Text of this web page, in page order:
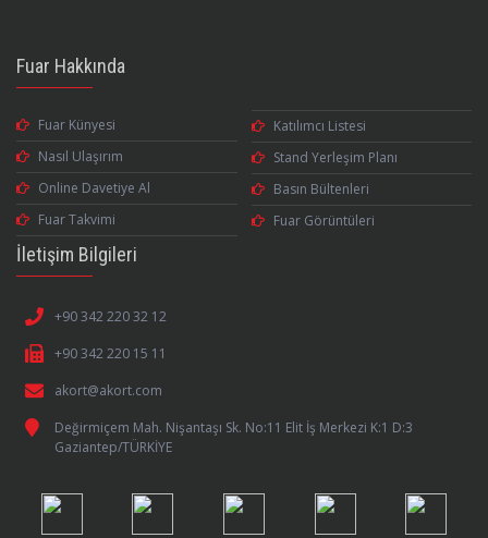
Fuar Hakkında
Fuar Künyesi
Nasıl Ulaşırım
Online Davetiye Al
Fuar Takvimi
Katılımcı Listesi
Stand Yerleşim Planı
Basın Bültenleri
Fuar Görüntüleri
İletişim Bilgileri
+90 342 220 32 12
+90 342 220 15 11
akort@akort.com
Değirmiçem Mah. Nişantaşı Sk. No:11 Elit İş Merkezi K:1 D:3
Gaziantep/TÜRKİYE